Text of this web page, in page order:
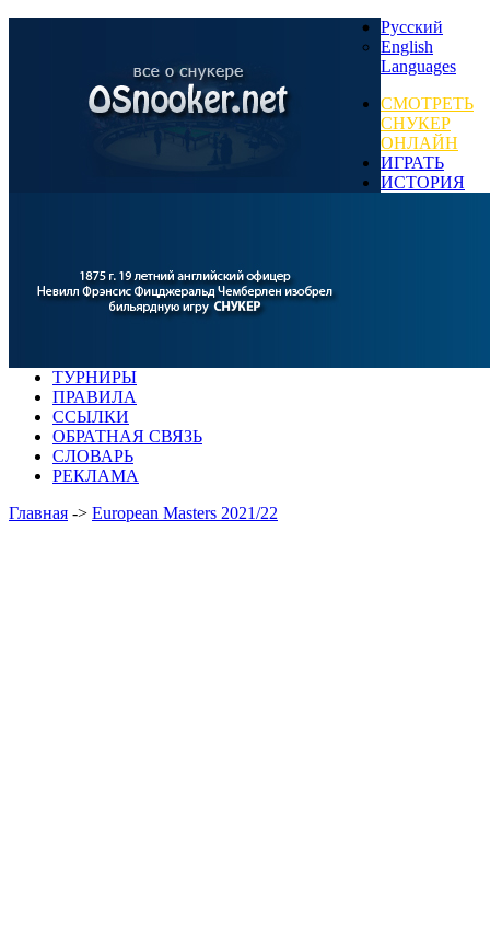
Русский
English
Languages
СМОТРЕТЬ
СНУКЕР
ОНЛАЙН
ИГРАТЬ
ИСТОРИЯ
ТУРНИРЫ
ПРАВИЛА
ССЫЛКИ
ОБРАТНАЯ СВЯЗЬ
СЛОВАРЬ
РЕКЛАМА
Главная -> European Masters 2021/22